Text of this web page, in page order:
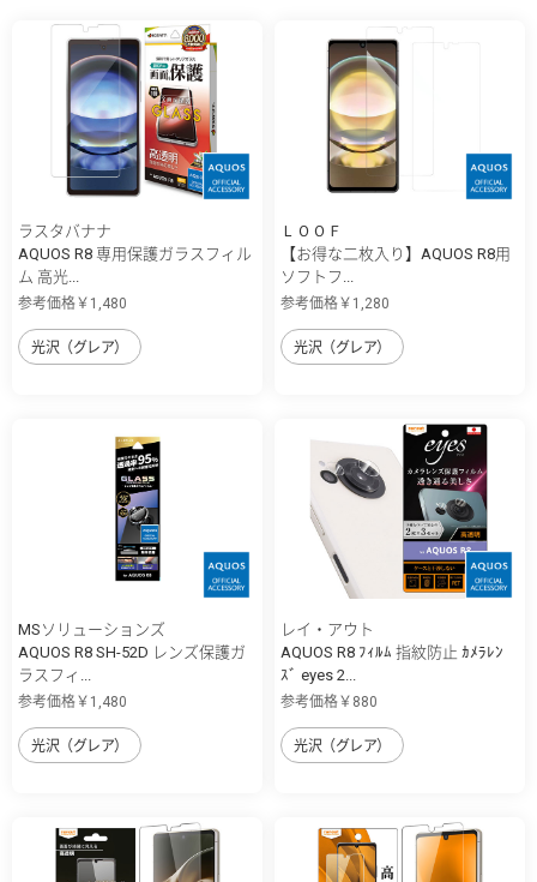
ラスタバナナ
AQUOS R8 専用保護ガラスフィル
ム 高光...
参考価格￥1,480
光沢（グレア）
ＬＯＯＦ
【お得な二枚入り】AQUOS R8用
ソフトフ...
参考価格￥1,280
光沢（グレア）
MSソリューションズ
AQUOS R8 SH-52D レンズ保護ガ
ラスフィ...
参考価格￥1,480
光沢（グレア）
レイ・アウト
AQUOS R8 ﾌｨﾙﾑ 指紋防止 ｶﾒﾗﾚﾝ
ｽﾞ eyes 2...
参考価格￥880
光沢（グレア）